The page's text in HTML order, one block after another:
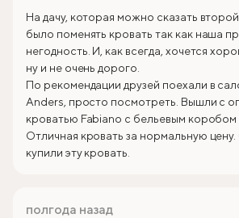
На дачу, которая можно сказать
было поменять кровать так как наша
негодность. И, как всегда, хочется
ну и не очень дорого.
По рекомендации друзей поехали в
Anders, просто посмотреть. Вышли с
кроватью Fabiano с бельевым коробом
Отличная кровать за нормальную
купили эту кровать.
полгода назад